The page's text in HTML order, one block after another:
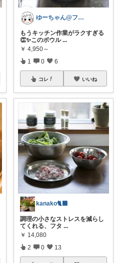
ゆーちゃん@フォロワーさまから購入💕
もうキッチン作業がラクすぎる
👏✨このボウル ...
￥ 4,950～
1 0 6
コレ いいね
kanako🐈‍⬛
調理の小さなストレスを減らし
てくれる、フタ ...
￥ 14,080
2 0 13